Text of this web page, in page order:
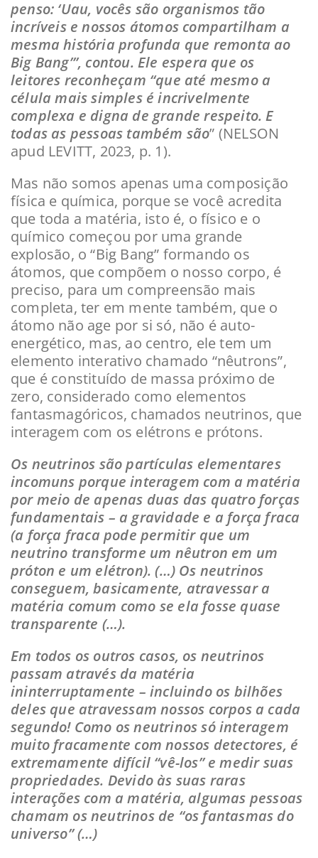
penso: ‘Uau, vocês são organismos tão
incríveis e nossos átomos compartilham a
mesma história profunda que remonta ao
Big Bang’”, contou. Ele espera que os
leitores reconheçam “que até mesmo a
célula mais simples é incrivelmente
complexa e digna de grande respeito. E
todas as pessoas também são” (NELSON
apud LEVITT, 2023, p. 1).
Mas não somos apenas uma composição
física e química, porque se você acredita
que toda a matéria, isto é, o físico e o
químico começou por uma grande
explosão, o “Big Bang” formando os
átomos, que compõem o nosso corpo, é
preciso, para um compreensão mais
completa, ter em mente também, que o
átomo não age por si só, não é auto-
energético, mas, ao centro, ele tem um
elemento interativo chamado “nêutrons”,
que é constituído de massa próximo de
zero, considerado como elementos
fantasmagóricos, chamados neutrinos, que
interagem com os elétrons e prótons.
Os neutrinos são partículas elementares
incomuns porque interagem com a matéria
por meio de apenas duas das quatro forças
fundamentais – a gravidade e a força fraca
(a força fraca pode permitir que um
neutrino transforme um nêutron em um
próton e um elétron). (…) Os neutrinos
conseguem, basicamente, atravessar a
matéria comum como se ela fosse quase
transparente (…).
Em todos os outros casos, os neutrinos
passam através da matéria
ininterruptamente – incluindo os bilhões
deles que atravessam nossos corpos a cada
segundo! Como os neutrinos só interagem
muito fracamente com nossos detectores, é
extremamente difícil “vê-los” e medir suas
propriedades. Devido às suas raras
interações com a matéria, algumas pessoas
chamam os neutrinos de “os fantasmas do
universo” (…)